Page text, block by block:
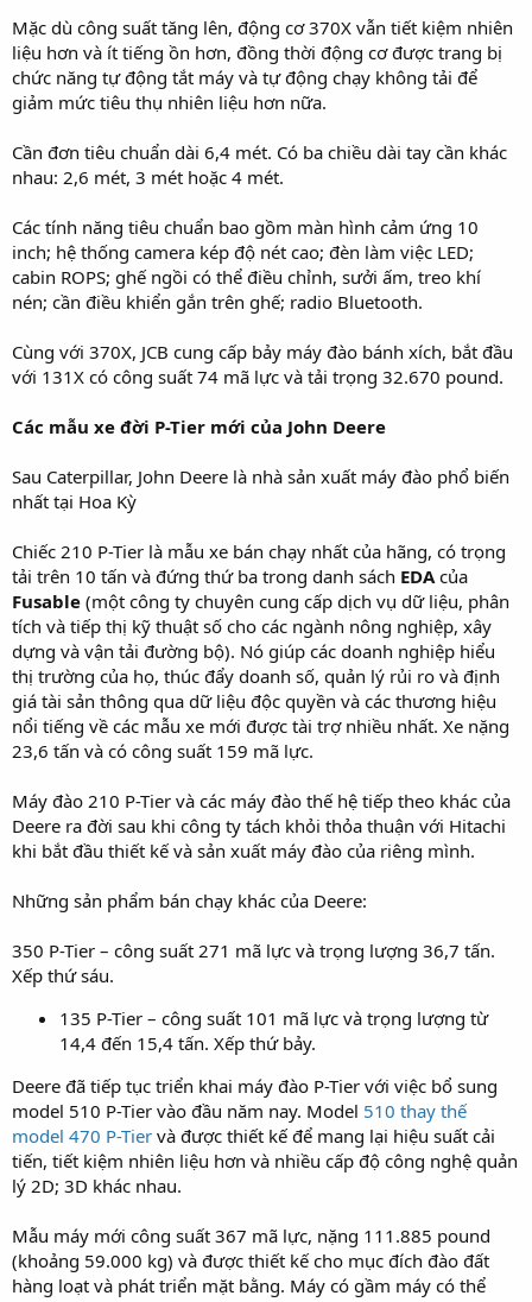
Mặc dù công suất tăng lên, động cơ 370X vẫn tiết kiệm nhiên
liệu hơn và ít tiếng ồn hơn, đồng thời động cơ được trang bị
chức năng tự động tắt máy và tự động chạy không tải để
giảm mức tiêu thụ nhiên liệu hơn nữa.
Cần đơn tiêu chuẩn dài 6,4 mét. Có ba chiều dài tay cần khác
nhau: 2,6 mét, 3 mét hoặc 4 mét.
Các tính năng tiêu chuẩn bao gồm màn hình cảm ứng 10
inch; hệ thống camera kép độ nét cao; đèn làm việc LED;
cabin ROPS; ghế ngồi có thể điều chỉnh, sưởi ấm, treo khí
nén; cần điều khiển gắn trên ghế; radio Bluetooth.
Cùng với 370X, JCB cung cấp bảy máy đào bánh xích, bắt đầu
với 131X có công suất 74 mã lực và tải trọng 32.670 pound.
Các mẫu xe đời P-Tier mới của John Deere
Sau Caterpillar, John Deere là nhà sản xuất máy đào phổ biến
nhất tại Hoa Kỳ
Chiếc 210 P-Tier là mẫu xe bán chạy nhất của hãng, có trọng
tải trên 10 tấn và đứng thứ ba trong danh sách EDAcủa
Fusable (một công ty chuyên cung cấp dịch vụ dữ liệu, phân
tích và tiếp thị kỹ thuật số cho các ngành nông nghiệp, xây
dựng và vận tải đường bộ). Nó giúp các doanh nghiệp hiểu
thị trường của họ, thúc đẩy doanh số, quản lý rủi ro và định
giá tài sản thông qua dữ liệu độc quyền và các thương hiệu
nổi tiếng về các mẫu xe mới được tài trợ nhiều nhất. Xe nặng
23,6 tấn và có công suất 159 mã lực.
Máy đào 210 P-Tier và các máy đào thế hệ tiếp theo khác của
Deere ra đời sau khi công ty tách khỏi thỏa thuận với Hitachi
khi bắt đầu thiết kế và sản xuất máy đào của riêng mình.
Những sản phẩm bán chạy khác của Deere:
350 P-Tier – công suất 271 mã lực và trọng lượng 36,7 tấn.
Xếp thứ sáu.
135 P-Tier – công suất 101 mã lực và trọng lượng từ
14,4 đến 15,4 tấn. Xếp thứ bảy.
Deere đã tiếp tục triển khai máy đào P-Tier với việc bổ sung
model 510 P-Tier vào đầu năm nay. Model 510 thay thế
model 470 P-Tier và được thiết kế để mang lại hiệu suất cải
tiến, tiết kiệm nhiên liệu hơn và nhiều cấp độ công nghệ quản
lý 2D; 3D khác nhau.
Mẫu máy mới công suất 367 mã lực, nặng 111.885 pound
(khoảng 59.000 kg) và được thiết kế cho mục đích đào đất
hàng loạt và phát triển mặt bằng. Máy có gầm máy có thể